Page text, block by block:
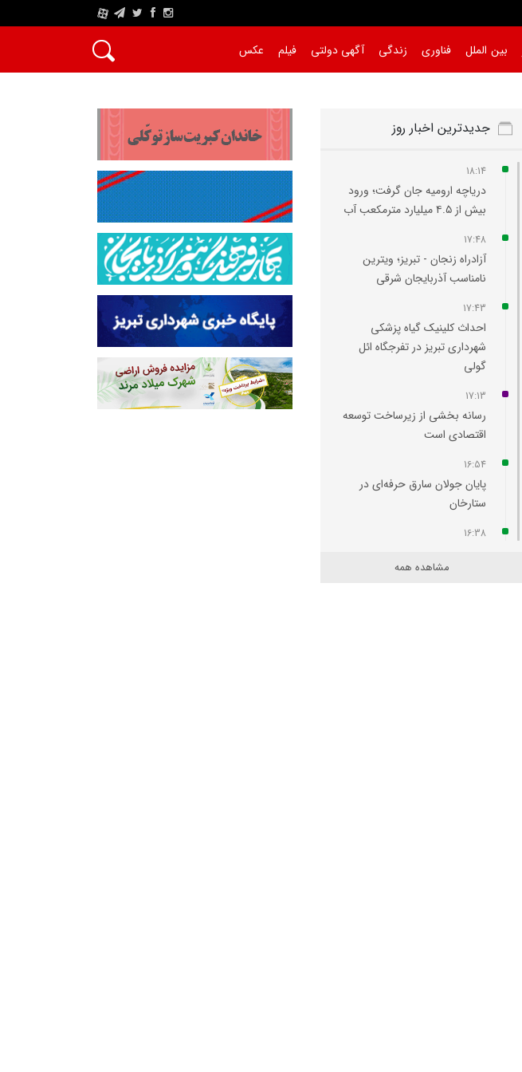
A
بین الملل فناوری زندگی آگهی دولتی فیلم عکس
جدیدترین اخبار روز
18:14
دریاچه ارومیه جان گرفت؛ ورود
بیش از ۴.۵ میلیارد مترمکعب آب
17:48
آزادراه زنجان - تبریز؛ ویترین
نامناسب آذربایجان شرقی
17:43
احداث کلینیک گیاه‌ پزشکی
شهرداری تبریز در تفرجگاه ائل‌
گولی
17:13
رسانه بخشی از زیرساخت توسعه
اقتصادی است
16:54
پایان جولان سارق حرفه‌ای در
ستارخان
16:38
مشاهده همه